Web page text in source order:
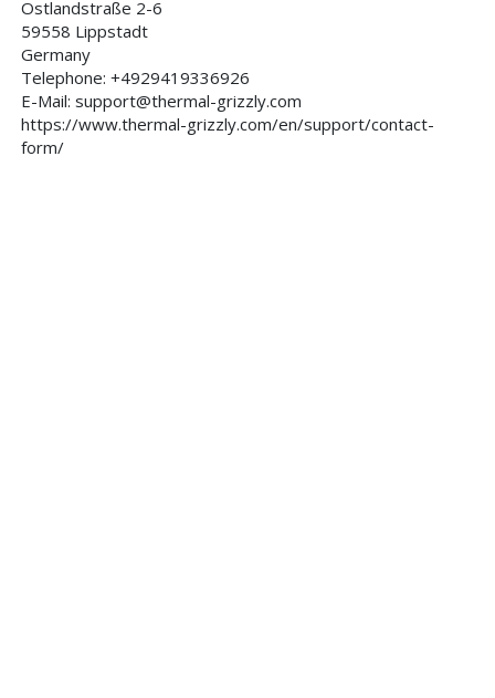
Ostlandstraße 2-6
59558 Lippstadt
Germany
Telephone: +4929419336926
E-Mail: support@thermal-grizzly.com
https://www.thermal-grizzly.com/en/support/contact-
form/